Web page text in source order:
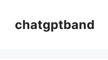
chatgptband